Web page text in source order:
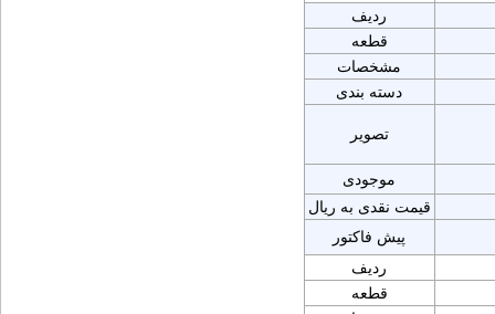
ردیف
قطعه
مشخصات
دسته بندی
تصویر
موجودی
قیمت نقدی به ریال
پیش فاکتور
ردیف
قطعه